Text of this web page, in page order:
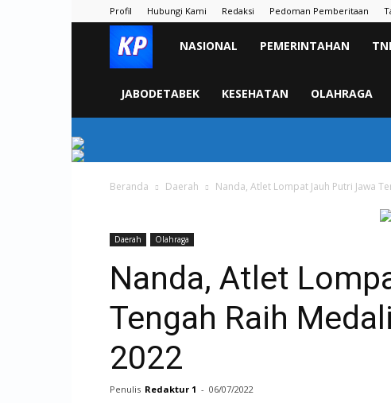
Profil Hubungi Kami Redaksi Pedoman Pemberitaan
KORAN
PELITA
NASIONAL PEMERINTAHAN
JABODETABEK KESEHATAN OLAHRAGA
Beranda Daerah Nanda, Atlet Lompat Jauh Putri Jawa
Daerah Olahraga
Nanda, Atlet
Tengah Raih
2022
Penulis Redaktur 1 - 06/07/2022